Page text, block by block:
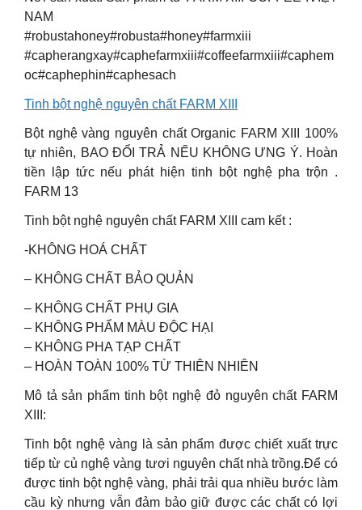
NAM
#robustahoney#robusta#honey#farmxiii
#capherangxay#caphefarmxiii#coffeefarmxiii#caphem
oc#caphephin#caphesach
Tinh bột nghệ nguyên chất FARM XIII
Bột nghệ vàng nguyên chất Organic FARM XIII 100%
tự nhiên, BAO ĐỔI TRẢ NẾU KHÔNG ƯNG Ý. Hoàn
tiền lập tức nếu phát hiện tinh bột nghệ pha trộn .
FARM 13
Tinh bột nghệ nguyên chất FARM XIII cam kết :
-KHÔNG HOÁ CHẤT
– KHÔNG CHẤT BẢO QUẢN
– KHÔNG CHẤT PHỤ GIA
– KHÔNG PHẨM MÀU ĐỘC HẠI
– KHÔNG PHA TẠP CHẤT
– HOÀN TOÀN 100% TỪ THIÊN NHIÊN
Mô tả sản phẩm tinh bột nghệ đỏ nguyên chất FARM
XIII:
Tinh bột nghệ vàng là sản phẩm được chiết xuất trực
tiếp từ củ nghệ vàng tươi nguyên chất nhà trồng.Để có
được tinh bột nghệ vàng, phải trải qua nhiều bước làm
cầu kỳ nhưng vẫn đảm bảo giữ được các chất có lợi